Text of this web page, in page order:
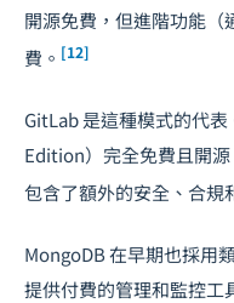
開源免費，但進階功能（
費。 [12]
GitLab 是這種模式的代
Edition）完全免費且開
包含了額外的安全、合規
MongoDB 在早期也採用
提供付費的管理和監控工